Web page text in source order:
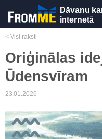
Dāvanu
internetā
< Visi raksti
Oriģinālas
Ūdensvīram
23.01.2026